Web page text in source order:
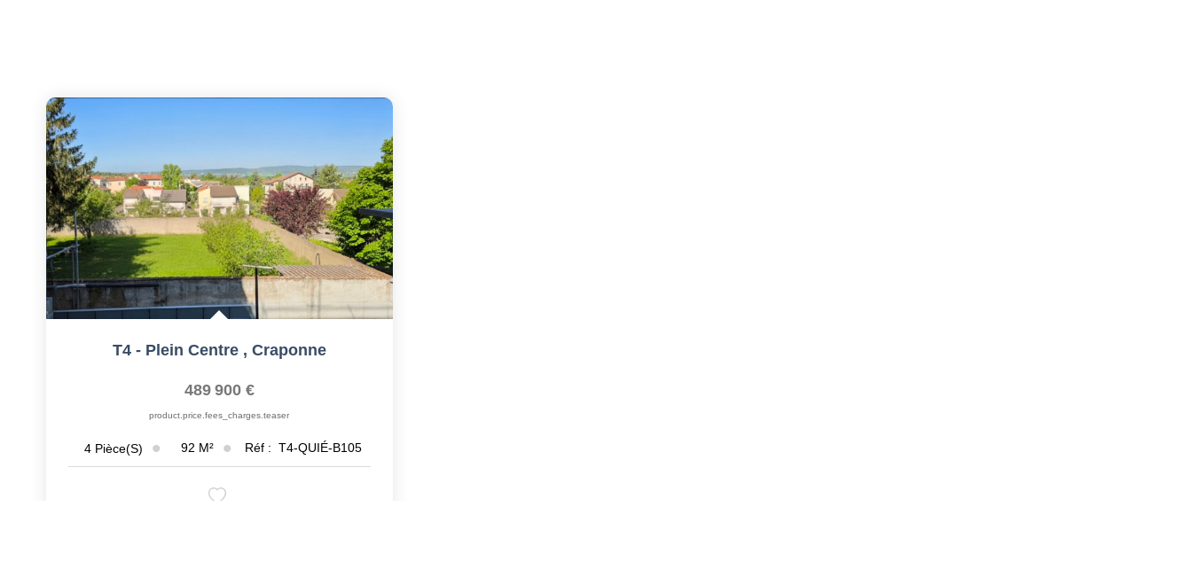
T4 - Plein Centre , Craponne
489 900 €
product.price.fees_charges.teaser
4 Pièce(s) 92 M² Réf : T4-QUIÉ-B105